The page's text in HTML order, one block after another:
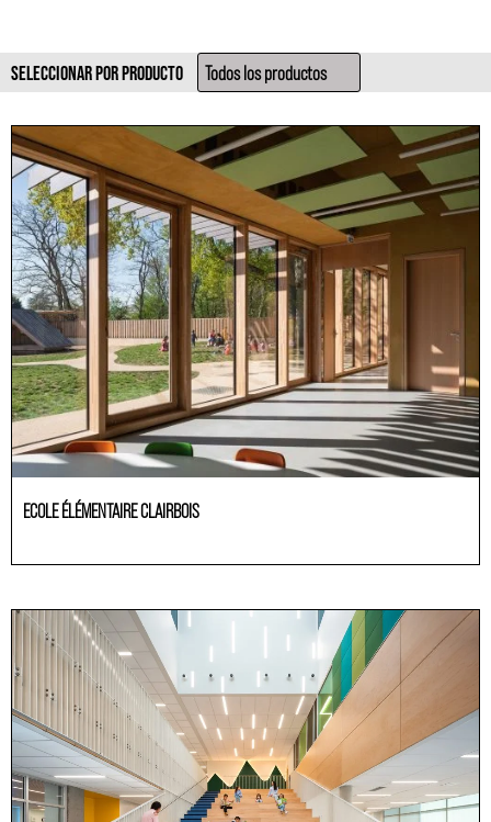
SELECCIONAR POR PRODUCTO
ECOLE ÉLÉMENTAIRE CLAIRBOIS